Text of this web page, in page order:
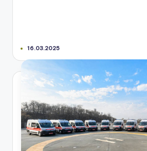
16.03.2025